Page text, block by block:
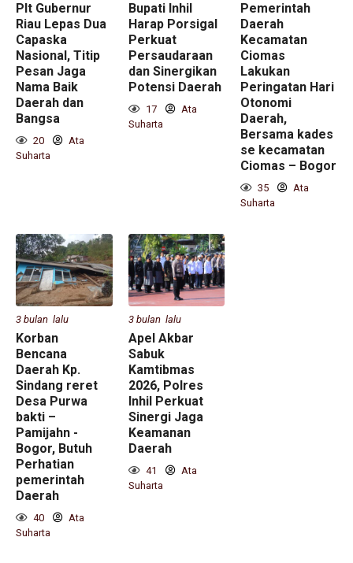
Plt Gubernur
Riau Lepas Dua
Capaska
Nasional, Titip
Pesan Jaga
Nama Baik
Daerah dan
Bangsa
20
Ata
Suharta
Bupati Inhil
Harap Porsigal
Perkuat
Persaudaraan
dan Sinergikan
Potensi Daerah
17
Ata
Suharta
Pemerintah
Daerah
Kecamatan
Ciomas
Lakukan
Peringatan Hari
Otonomi
Daerah,
Bersama kades
se kecamatan
Ciomas – Bogor
35
Ata
Suharta
3 bulan lalu
Korban
Bencana
Daerah Kp.
Sindang reret
Desa Purwa
bakti –
Pamijahn -
Bogor, Butuh
Perhatian
pemerintah
Daerah
40
Ata
Suharta
3 bulan lalu
Apel Akbar
Sabuk
Kamtibmas
2026, Polres
Inhil Perkuat
Sinergi Jaga
Keamanan
Daerah
41
Ata
Suharta